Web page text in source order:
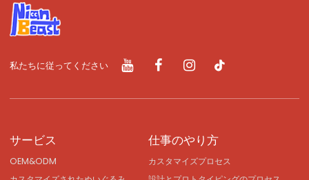
私たちに従ってください
サービス
OEM&ODM
仕事のやり方
カスタマイズプロセス